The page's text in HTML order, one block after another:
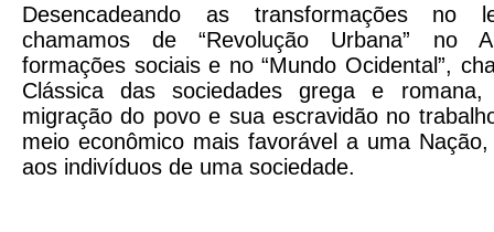
Desencadeando as transformações no
chamamos de “Revolução Urbana” no
formações sociais e no “Mundo Ocidental”,
Clássica das sociedades grega e
migração do povo e sua escravidão no
meio econômico mais favorável a uma
aos indivíduos de uma sociedade.